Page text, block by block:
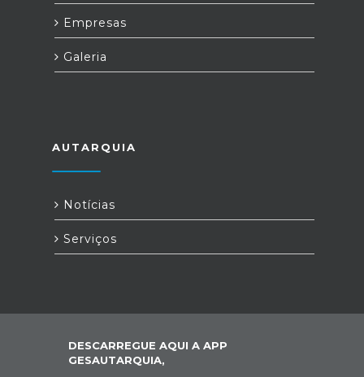
Empresas
Galeria
AUTARQUIA
Notícias
Serviços
DESCARREGUE AQUI A APP
GESAUTARQUIA,